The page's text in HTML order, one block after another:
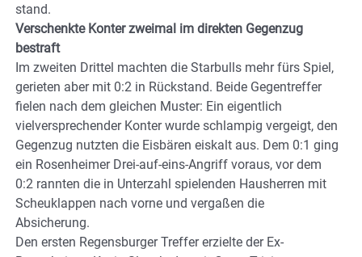
stand.
Verschenkte Konter zweimal im direkten Gegenzug
bestraft
Im zweiten Drittel machten die Starbulls mehr fürs Spiel,
gerieten aber mit 0:2 in Rückstand. Beide Gegentreffer
fielen nach dem gleichen Muster: Ein eigentlich
vielversprechender Konter wurde schlampig vergeigt, den
Gegenzug nutzten die Eisbären eiskalt aus. Dem 0:1 ging
ein Rosenheimer Drei-auf-eins-Angriff voraus, vor dem
0:2 rannten die in Unterzahl spielenden Hausherren mit
Scheuklappen nach vorne und vergaßen die
Absicherung.
Den ersten Regensburger Treffer erzielte der Ex-